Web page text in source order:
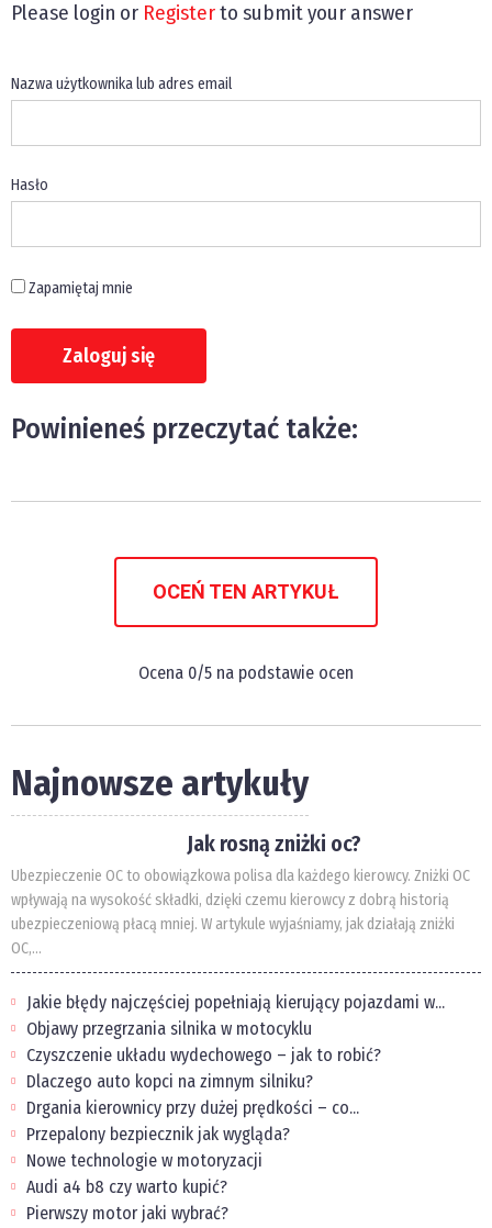
Please login or Registerto submit your answer
Nazwa użytkownika lub adres email
Hasło
Zapamiętaj mnie
Powinieneś przeczytać także:
OCEŃ TEN ARTYKUŁ
Ocena 0/5 na podstawie ocen
Najnowsze artykuły
Jak rosną zniżki oc?
Ubezpieczenie OC to obowiązkowa polisa dla każdego kierowcy. Zniżki OC
wpływają na wysokość składki, dzięki czemu kierowcy z dobrą historią
ubezpieczeniową płacą mniej. W artykule wyjaśniamy, jak działają zniżki
OC,...
Jakie błędy najczęściej popełniają kierujący pojazdami w...
Objawy przegrzania silnika w motocyklu
Czyszczenie układu wydechowego – jak to robić?
Dlaczego auto kopci na zimnym silniku?
Drgania kierownicy przy dużej prędkości – co...
Przepalony bezpiecznik jak wygląda?
Nowe technologie w motoryzacji
Audi a4 b8 czy warto kupić?
Pierwszy motor jaki wybrać?